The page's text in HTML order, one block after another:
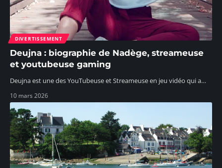
DIVERTISSEMENT
Deujna : biographie de Nadège, streameuse
et youtubeuse gaming
Deujna est une des YouTubeuse et Streameuse en jeu vidéo qui a…
10 mars 2026